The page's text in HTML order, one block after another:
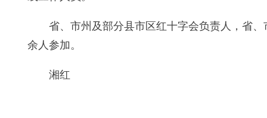
省、市州及部分县市区红十字会负责人，省
余人参加。
湘红